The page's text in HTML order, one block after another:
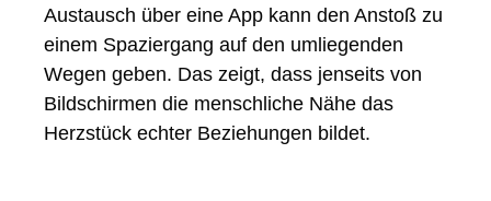
Austausch über eine App kann den Anstoß zu
einem Spaziergang auf den umliegenden
Wegen geben. Das zeigt, dass jenseits von
Bildschirmen die menschliche Nähe das
Herzstück echter Beziehungen bildet.